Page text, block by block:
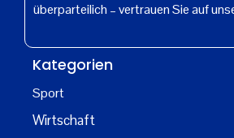
überparteilich – vertrauen Sie auf
Kategorien
Sport
Wirtschaft